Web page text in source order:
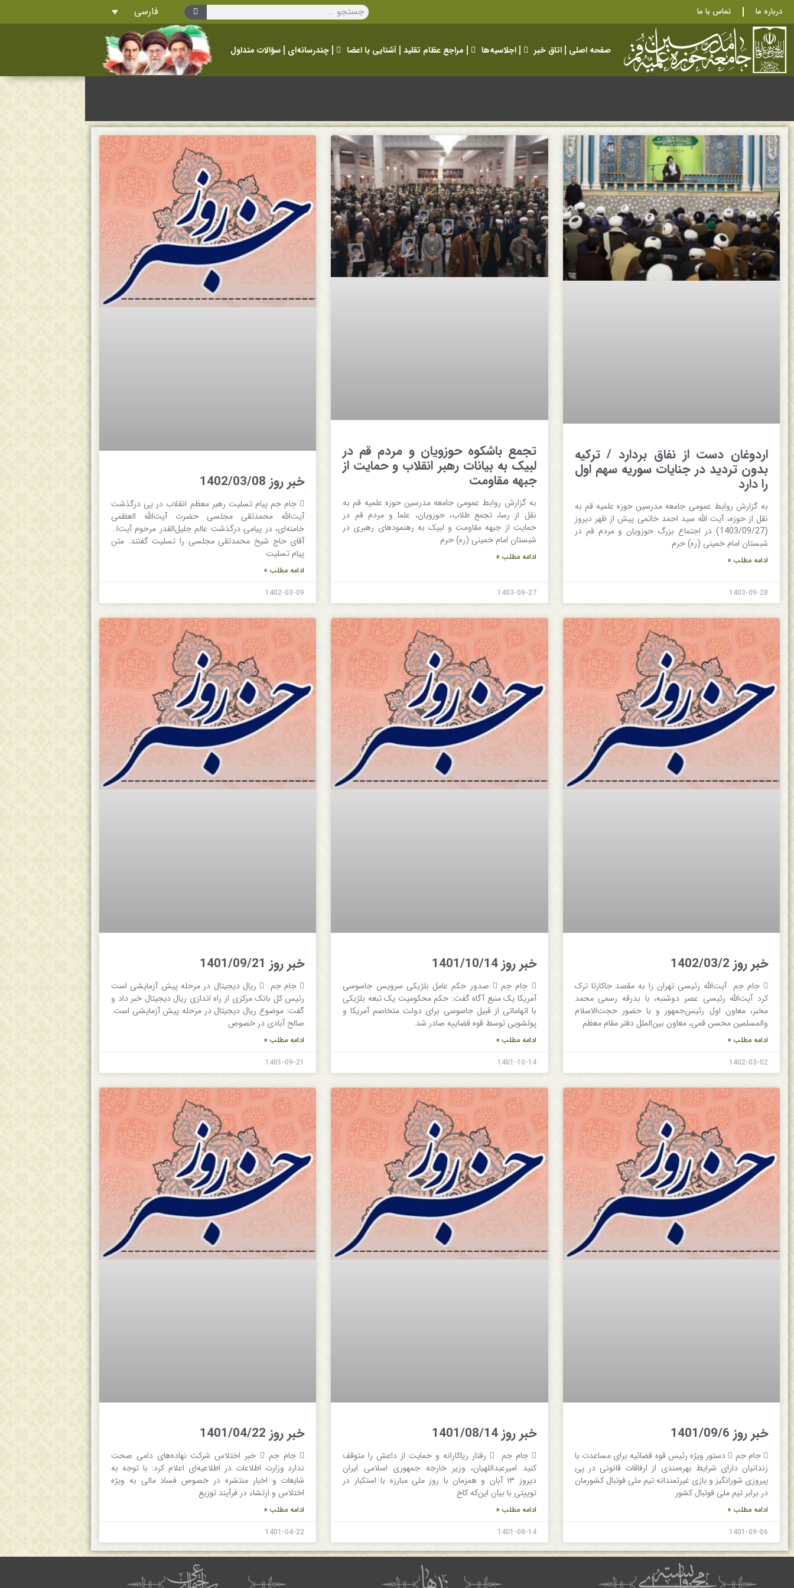
درباره ما تماس با ما فارسی
صفحه اصلی اتاق خبر اجلاسیه‌ها مراجع عظام تقلید آشنایی با اعضا چندرسانه‌ای سؤالات متداول
اردوغان دست از نفاق بردارد / ترکیه
بدون تردید در جنایات سوریه سهم اول
را دارد
به گزارش روابط عمومی جامعه مدرسین حوزه علمیه قم به
نقل از حوزه، آیت الله سید احمد خاتمی پیش از ظهر دیروز
(1403/09/27) در اجتماع بزرگ حوزویان و مردم قم در
شبستان امام خمینی (ره) حرم
ادامه مطلب »
1403-09-28
تجمع باشکوه حوزویان و مردم قم در
لبیک به بیانات رهبر انقلاب و حمایت از
جبهه مقاومت
به گزارش روابط عمومی جامعه مدرسین حوزه علمیه قم به
نقل از رسا، تجمع طلاب، حوزویان، علما و مردم قم در
حمایت از جبهه مقاومت و لبیک به رهنمودهای رهبری در
شبستان امام خمینی (ره) حرم
ادامه مطلب »
1403-09-27
خبر روز 1402/03/08
 جام جم پیام تسلیت رهبر معظم انقلاب در پی درگذشت
آیت‌الله محمدتقی مجلسی حضرت آیت‌الله العظمی
خامنه‌ای، در پیامی درگذشت عالم جلیل‌القدر مرحوم آیت‌ا…
آقای حاج شیخ محمدتقی مجلسی را تسلیت گفتند. متن
پیام تسلیت
ادامه مطلب »
1402-03-09
خبر روز 1402/03/2
 جام جم آیت‌الله رئیسی تهران را به مقصد جاکارتا ترک
کرد آیت‌الله رئیسی عصر دوشنبه، با بدرقه رسمی محمد
مخبر، معاون اول رئیس‌جمهور و با حضور حجت‌الاسلام
والمسلمین محسن قمی، معاون بین‌الملل دفتر مقام معظم
ادامه مطلب »
1402-03-02
خبر روز 1401/10/14
 جام جم  صدور حکم عامل بلژیکی سرویس جاسوسی
آمریکا یک منبع آگاه گفت: حکم محکومیت یک تبعه بلژیکی
با اتهاماتی از قبیل جاسوسی برای دولت متخاصم آمریکا و
پولشویی توسط قوه قضاییه صادر شد.
ادامه مطلب »
1401-10-14
خبر روز 1401/09/21
 جام جم  ریال دیجیتال در مرحله پیش آزمایشی است
رئیس کل بانک مرکزی از راه اندازی ریال دیجیتال خبر داد و
گفت: موضوع ریال دیجیتال در مرحله پیش آزمایشی است.
صالح آبادی در خصوص
ادامه مطلب »
1401-09-21
خبر روز 1401/09/6
 جام جم  دستور ویژه رئیس قوه ‌قضائیه برای مساعدت با
زندانیان دارای شرایط بهره‌مندی از ارفاقات قانونی در پی
پیروزی شورانگیز و بازی غیرتمندانه تیم ملی فوتبال کشورمان
در برابر تیم ملی فوتبال کشور
ادامه مطلب »
1401-09-06
خبر روز 1401/08/14
 جام جم  رفتار ریاکارانه و حمایت از داعش را متوقف
کنید امیرعبداللهیان، وزیر خارجه جمهوری اسلامی ایران
دیروز ۱۳ آبان و همزمان با روز ملی مبارزه با استکبار در
توییتی با بیان این‌که کاخ
ادامه مطلب »
1401-08-14
خبر روز 1401/04/22
 جام جم  خبر اختلاس شرکت نهاده‌های دامی صحت
ندارد وزارت اطلاعات در اطلاعیه‌ای اعلام کرد: با توجه به
شایعات و اخبار منتشره در خصوص فساد مالی به ویژه
اختلاس و ارتشاء در فرآیند توزیع
ادامه مطلب »
1401-04-22